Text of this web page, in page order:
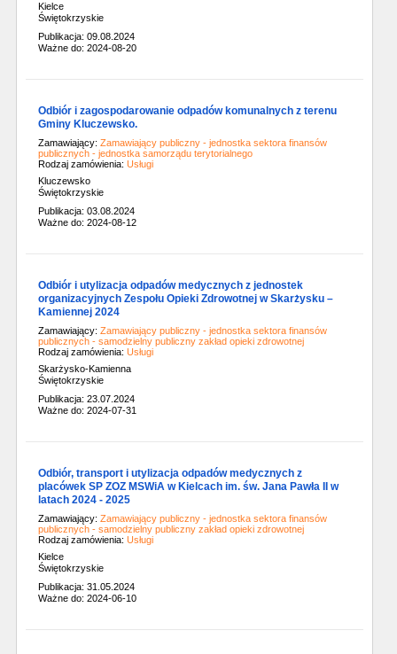
Kielce
Świętokrzyskie
Publikacja: 09.08.2024
Ważne do: 2024-08-20
Odbiór i zagospodarowanie odpadów komunalnych z terenu
Gminy Kluczewsko.
Zamawiający: Zamawiający publiczny - jednostka sektora finansów
publicznych - jednostka samorządu terytorialnego
Rodzaj zamówienia: Usługi
Kluczewsko
Świętokrzyskie
Publikacja: 03.08.2024
Ważne do: 2024-08-12
Odbiór i utylizacja odpadów medycznych z jednostek
organizacyjnych Zespołu Opieki Zdrowotnej w Skarżysku –
Kamiennej 2024
Zamawiający: Zamawiający publiczny - jednostka sektora finansów
publicznych - samodzielny publiczny zakład opieki zdrowotnej
Rodzaj zamówienia: Usługi
Skarżysko-Kamienna
Świętokrzyskie
Publikacja: 23.07.2024
Ważne do: 2024-07-31
Odbiór, transport i utylizacja odpadów medycznych z
placówek SP ZOZ MSWiA w Kielcach im. św. Jana Pawła II w
latach 2024 - 2025
Zamawiający: Zamawiający publiczny - jednostka sektora finansów
publicznych - samodzielny publiczny zakład opieki zdrowotnej
Rodzaj zamówienia: Usługi
Kielce
Świętokrzyskie
Publikacja: 31.05.2024
Ważne do: 2024-06-10